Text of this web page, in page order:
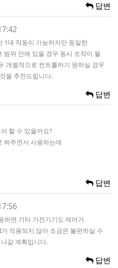
답변
1대 작동이 가능하지만 동일한
범위 안에 있을 경우 동시 조작이 될
개별적으로 컨트롤하기 원하실 경우
을 추천드립니다.
답변
할 수 있을까요?
쏴주면서 사용하는데
답변
하면 기타 가전기기도 제어가
적용되지 않아 조금은 불편하실 수
갈 계획입니다.
답변